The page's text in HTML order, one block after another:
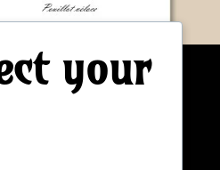
Pouillot Véloce
your